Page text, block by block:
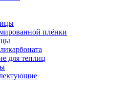
плёнки
для теплиц